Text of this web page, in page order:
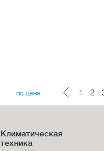
1 2
по цене
Климатическая
техника